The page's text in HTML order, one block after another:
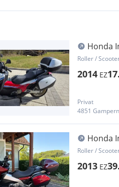
Honda
Roller /
2014 EZ
Privat
4851 Gampern
Honda
Roller /
2013 EZ